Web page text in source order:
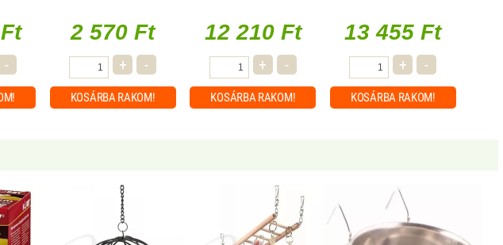
-
2 570 Ft
+ -
KOSÁRBA RAKOM!
12 210 Ft
+ -
KOSÁRBA RAKOM!
13 455 Ft
+ -
KOSÁRBA RAKOM!